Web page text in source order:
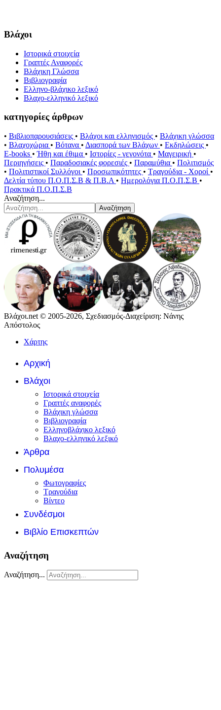
Βλάχοι
Ιστορικά στοιχεία
Γραπτές Αναφορές
Βλάχικη Γλώσσα
Βιβλιογραφία
Ελληνο-βλάχικο λεξικό
Βλαχο-ελληνικό λεξικό
κατηγορίες άρθρων
• Βιβλιοπαρουσιάσεις • Βλάχοι και ελληνισμός • Βλάχικη γλώσσα
• Βλαχοχώρια • Βότανα • Διασπορά των Βλάχων • Εκδηλώσεις •
E-books •Ήθη και έθιμα • Ιστορίες - γεγονότα • Μαγειρική •
Περιηγήσεις • Παραδοσιακές φορεσιές • Παραμύθια • Πολιτισμός
• Πολιτιστικοί Συλλόγοι • Προσωπικότητες • Τραγούδια - Χοροί •
Δελτία τύπου Π.Ο.Π.Σ.Β & Π.Β.Α • Ημερολόγια Π.Ο.Π.Σ.Β •
Πρακτικά Π.Ο.Π.Σ.Β
Αναζήτηση...
Αναζήτηση
Βλάχοι.net © 2005-2026, Σχεδιασμός-Διαχείριση: Νάνης
Απόστολος
Χάρτης
Αρχική
Βλάχοι
Ιστορικά στοιχεία
Γραπτές αναφορές
Βλάχικη γλώσσα
Βιβλιογραφία
Ελληνοβλάχικο λεξικό
Βλαχο-ελληνικό λεξικό
Άρθρα
Πολυμέσα
Φωτογραφίες
Τραγούδια
Βίντεο
Συνδέσμοι
Βιβλίο Επισκεπτών
Αναζήτηση
Αναζήτηση...